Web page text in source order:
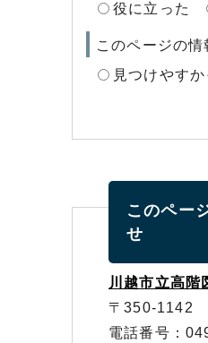
役に立った
このページの
見つけやすか
このペー
せ
川越市立高階
〒350-1142
電話番号：